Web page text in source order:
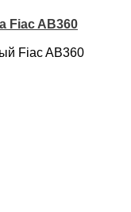
Fiac AB360
Fiac AB360